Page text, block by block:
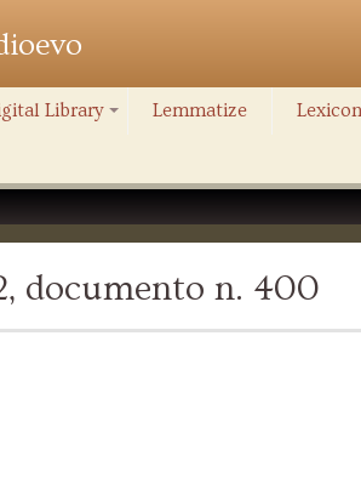
Library Lemmatize
documento n. 400